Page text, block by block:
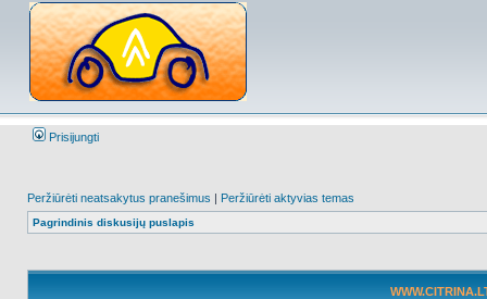
Prisijungti
Peržiūrėti neatsakytus pranešimus | Peržiūrėti aktyvias temas
Pagrindinis diskusijų puslapis